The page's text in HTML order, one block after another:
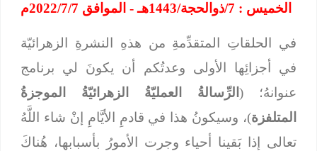
الخميس : 7/ذوالحجة/1443هـ - الموافق 2022/7/7م
في الحلقاتِ المتقدِّمةِ من هذهِ النشرةِ الزهرائيّة
في أجزائِها الأولى وعدتُكم أن يكونَ لي برنامج
عنوانهُ؛ ( الرِّسالةُ العمليّةُ الزهرائيّةُ الموجزةُ
المتلفزة)، وسيكونُ هذا في قادمِ الأيَّامِ إنْ شاء اللَّهُ
تعالى إذا بَقينا أحياء وجرت الأمورُ بأسبابها، هُناكَ